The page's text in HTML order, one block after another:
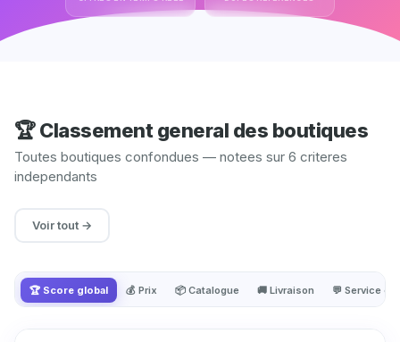
🏆 Classement general des boutiques
Toutes boutiques confondues — notees sur 6 criteres
independants
Voir tout →
🏆 Score global 💰 Prix 📦 Catalogue 🚚 Livraison 💬 Service